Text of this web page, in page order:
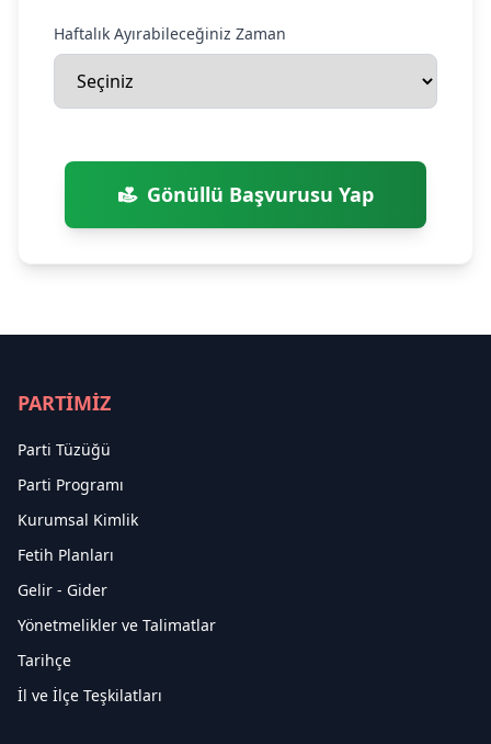
Haftalık Ayırabileceğiniz Zaman
Gönüllü Başvurusu Yap
PARTİMİZ
Parti Tüzüğü
Parti Programı
Kurumsal Kimlik
Fetih Planları
Gelir - Gider
Yönetmelikler ve Talimatlar
Tarihçe
İl ve İlçe Teşkilatları